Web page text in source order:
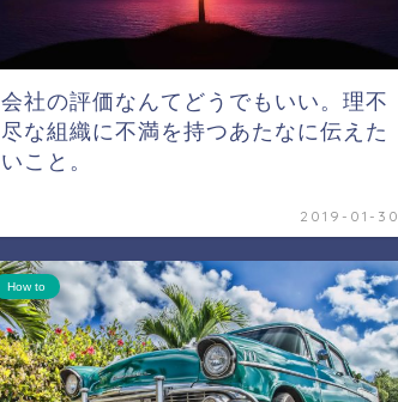
会社の評価なんてどうでもいい。理不
尽な組織に不満を持つあたなに伝えた
いこと。
2019-01-30
How to